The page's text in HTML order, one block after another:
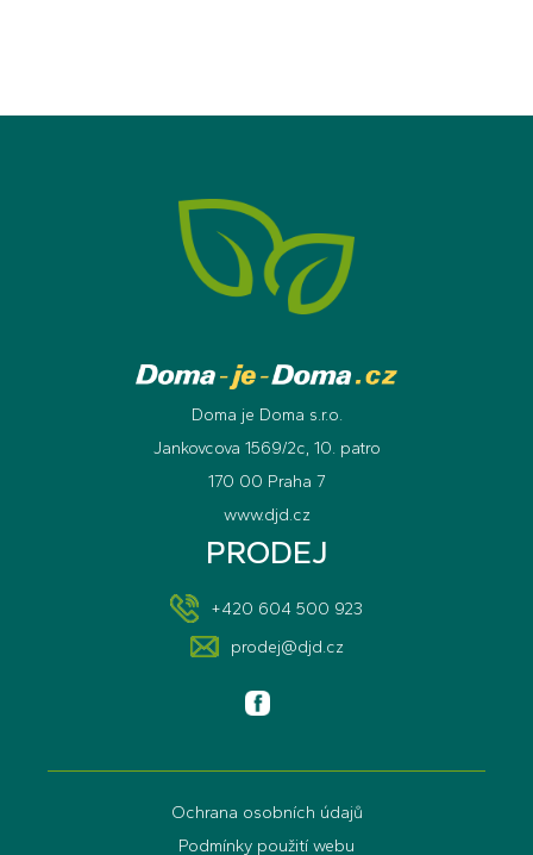
PRODEJ
+420 604 500 923
prodej@djd.cz
Doma je Doma s.r.o.
Jankovcova 1569/2c, 10. patro
170 00 Praha 7
www.djd.cz
Ochrana osobních údajů
Podmínky použití webu